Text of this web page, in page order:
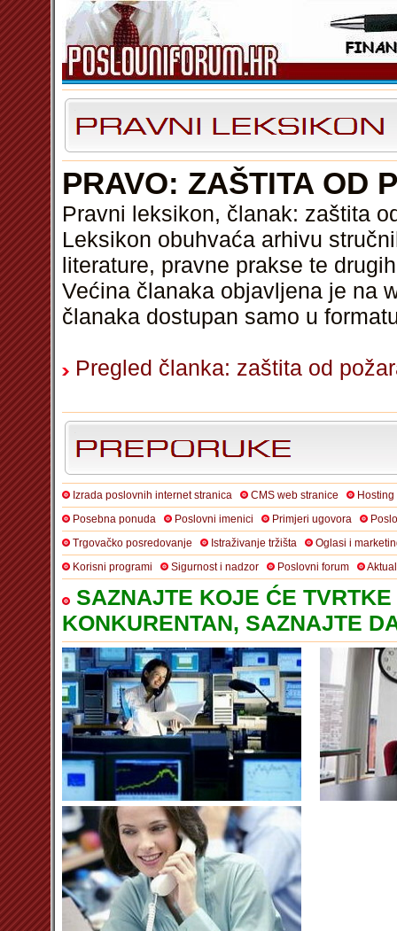
PRAVO: ZAŠTITA OD
Pravni leksikon, članak: zaštita
Leksikon obuhvaća arhivu
literature, pravne prakse te
Većina članaka objavljena je na
članaka dostupan samo u
Pregled članka: zaštita od
Izrada poslovnih internet stranica CMS web stranice
Posebna ponuda
Poslovni imenici Primjeri ugovora
Trgovačko posredovanje
Istraživanje tržišta
Oglasi i
Korisni programi
Sigurnost i nadzor Poslovni forum
SAZNAJTE KOJE ĆE
KONKURENTAN, SAZNAJTE